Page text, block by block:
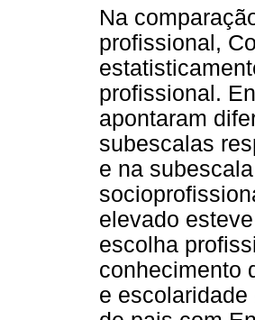
Na
profissional,
profissional.
apontaram
subescalas
e na
elevado
escolha
conhecimento
e